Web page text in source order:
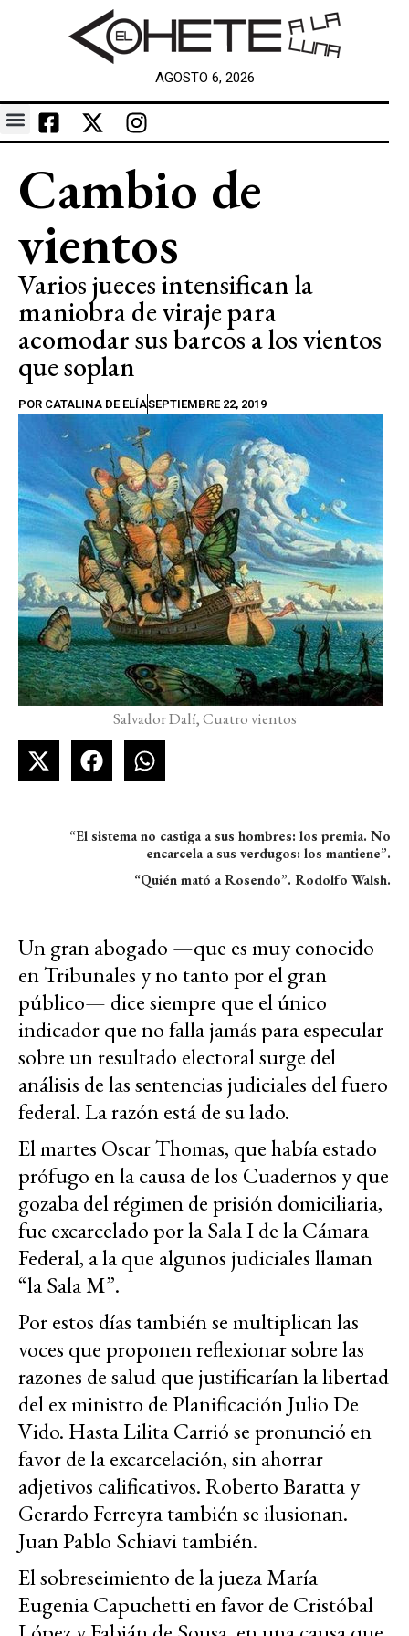
AGOSTO 6, 2026
Cambio de
vientos
Varios jueces intensifican la
maniobra de viraje para
acomodar sus barcos a los vientos
que soplan
POR CATALINA DE ELÍASEPTIEMBRE 22, 2019
Salvador Dalí, Cuatro vientos
“El sistema no castiga a sus hombres: los premia. No
encarcela a sus verdugos: los mantiene”.
“Quién mató a Rosendo”. Rodolfo Walsh.
Un gran abogado —que es muy conocido
en Tribunales y no tanto por el gran
público— dice siempre que el único
indicador que no falla jamás para especular
sobre un resultado electoral surge del
análisis de las sentencias judiciales del fuero
federal. La razón está de su lado.
El martes Oscar Thomas, que había estado
prófugo en la causa de los Cuadernos y que
gozaba del régimen de prisión domiciliaria,
fue excarcelado por la Sala I de la Cámara
Federal, a la que algunos judiciales llaman
“la Sala M”.
Por estos días también se multiplican las
voces que proponen reflexionar sobre las
razones de salud que justificarían la libertad
del ex ministro de Planificación Julio De
Vido. Hasta Lilita Carrió se pronunció en
favor de la excarcelación, sin ahorrar
adjetivos calificativos. Roberto Baratta y
Gerardo Ferreyra también se ilusionan.
Juan Pablo Schiavi también.
El sobreseimiento de la jueza María
Eugenia Capuchetti en favor de Cristóbal